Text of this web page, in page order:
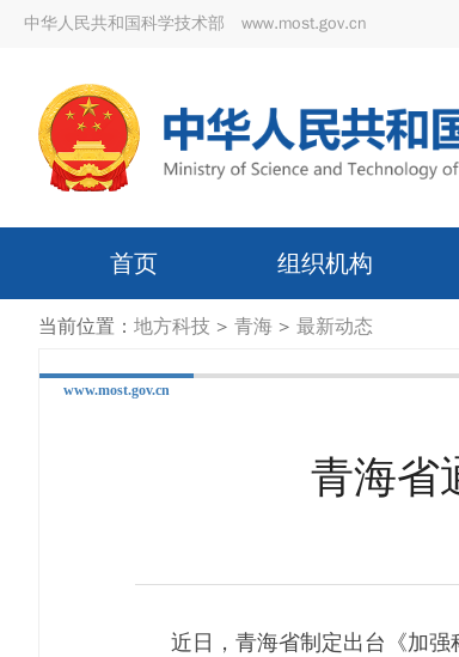
中华人民共和国科学技术部 www.most.gov.cn
首页 组织机构
当前位置： 地方科技 > 青海 > 最新动态
www.most.gov.cn
青海省
近日，青海省制定出台《加强